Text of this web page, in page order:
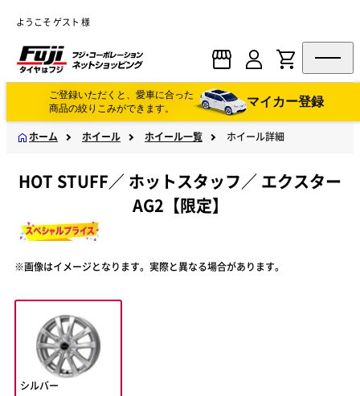
ようこそ ゲスト 様
ご登録いただくと、愛車に合った
商品の絞りこみができます。
マイカー登録
ホーム ホイール ホイール一覧 ホイール詳細
HOT STUFF／ ホットスタッフ／ エクスター
AG2【限定】
※画像はイメージとなります。実際と異なる場合があります。
シルバー